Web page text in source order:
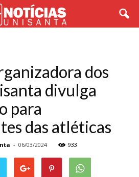
dos
divulga
para
das atléticas
- 06/03/2024 933